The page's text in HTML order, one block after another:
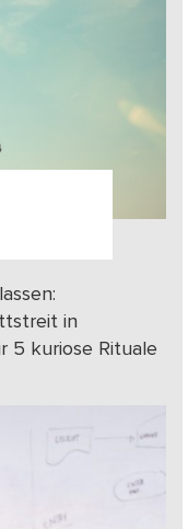
in
5 kuriose Rituale